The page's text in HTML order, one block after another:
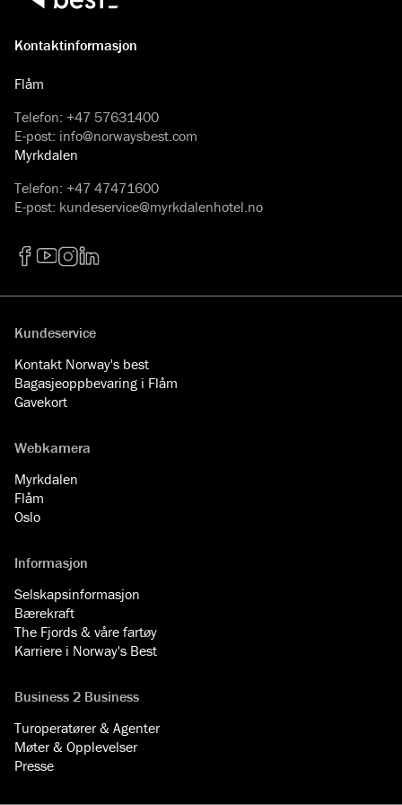
Kontaktinformasjon
Flåm
Telefon: +47 57631400
E-post: info@norwaysbest.com
Myrkdalen
Telefon: +47 47471600
E-post: kundeservice@myrkdalenhotel.no
Kundeservice
Kontakt Norway's best
Bagasjeoppbevaring i Flåm
Gavekort
Webkamera
Myrkdalen
Flåm
Oslo
Informasjon
Selskapsinformasjon
Bærekraft
The Fjords & våre fartøy
Karriere i Norway's Best
Business 2 Business
Turoperatører & Agenter
Møter & Opplevelser
Presse